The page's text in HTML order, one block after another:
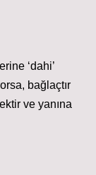
‘dahi’
bağlaçtır
ve yanına